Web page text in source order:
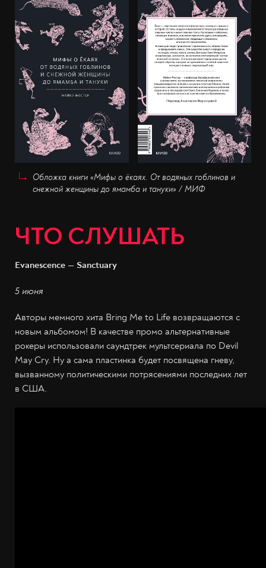
Обложка книги «Мифы о ёкаях. От водяных гоблинов и
снежной женщины до ямамба и тануки» / МИФ
ЧТО СЛУШАТЬ
Evanescence — Sanctuary
5 июня
Авторы мемного хита Bring Me to Life возвращаются с
новым альбомом! В качестве промо альтернативные
рокеры использовали саундтрек мультсериала по Devil
May Cry. Ну а сама пластинка будет посвящена гневу,
вызванному политическими потрясениями последних лет
в США.